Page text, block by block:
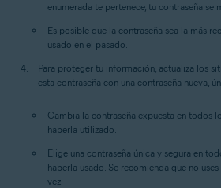
enumerada te pertenece, tu contraseña se
Es posible que la contraseña sea la más
usado en el pasado.
Para proteger tu información, actualiza los
esta contraseña con una contraseña nueva,
Cambia la contraseña expuesta en todos
haberla utilizado.
Elige una contraseña única y segura en
haberla usado. Se recomienda que no
vez.